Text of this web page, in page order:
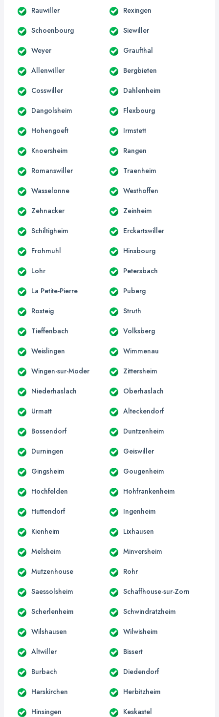
Rauwiller Rexingen
Schoenbourg Siewiller
Weyer Graufthal
Allenwiller Bergbieten
Cosswiller Dahlenheim
Dangolsheim Flexbourg
Hohengoeft Irmstett
Knoersheim Rangen
Romanswiller Traenheim
Wasselonne Westhoffen
Zehnacker Zeinheim
Schiltigheim Erckartswiller
Frohmuhl Hinsbourg
Lohr Petersbach
La Petite-Pierre Puberg
Rosteig Struth
Tieffenbach Volksberg
Weislingen Wimmenau
Wingen-sur-Moder Zittersheim
Niederhaslach Oberhaslach
Urmatt Alteckendorf
Bossendorf Duntzenheim
Durningen Geiswiller
Gingsheim Gougenheim
Hochfelden Hohfrankenheim
Huttendorf Ingenheim
Kienheim Lixhausen
Melsheim Minversheim
Mutzenhouse Rohr
Saessolsheim Schaffhouse-sur-Zorn
Scherlenheim Schwindratzheim
Wilshausen Wilwisheim
Altwiller Bissert
Burbach Diedendorf
Harskirchen Herbitzheim
Hinsingen Keskastel